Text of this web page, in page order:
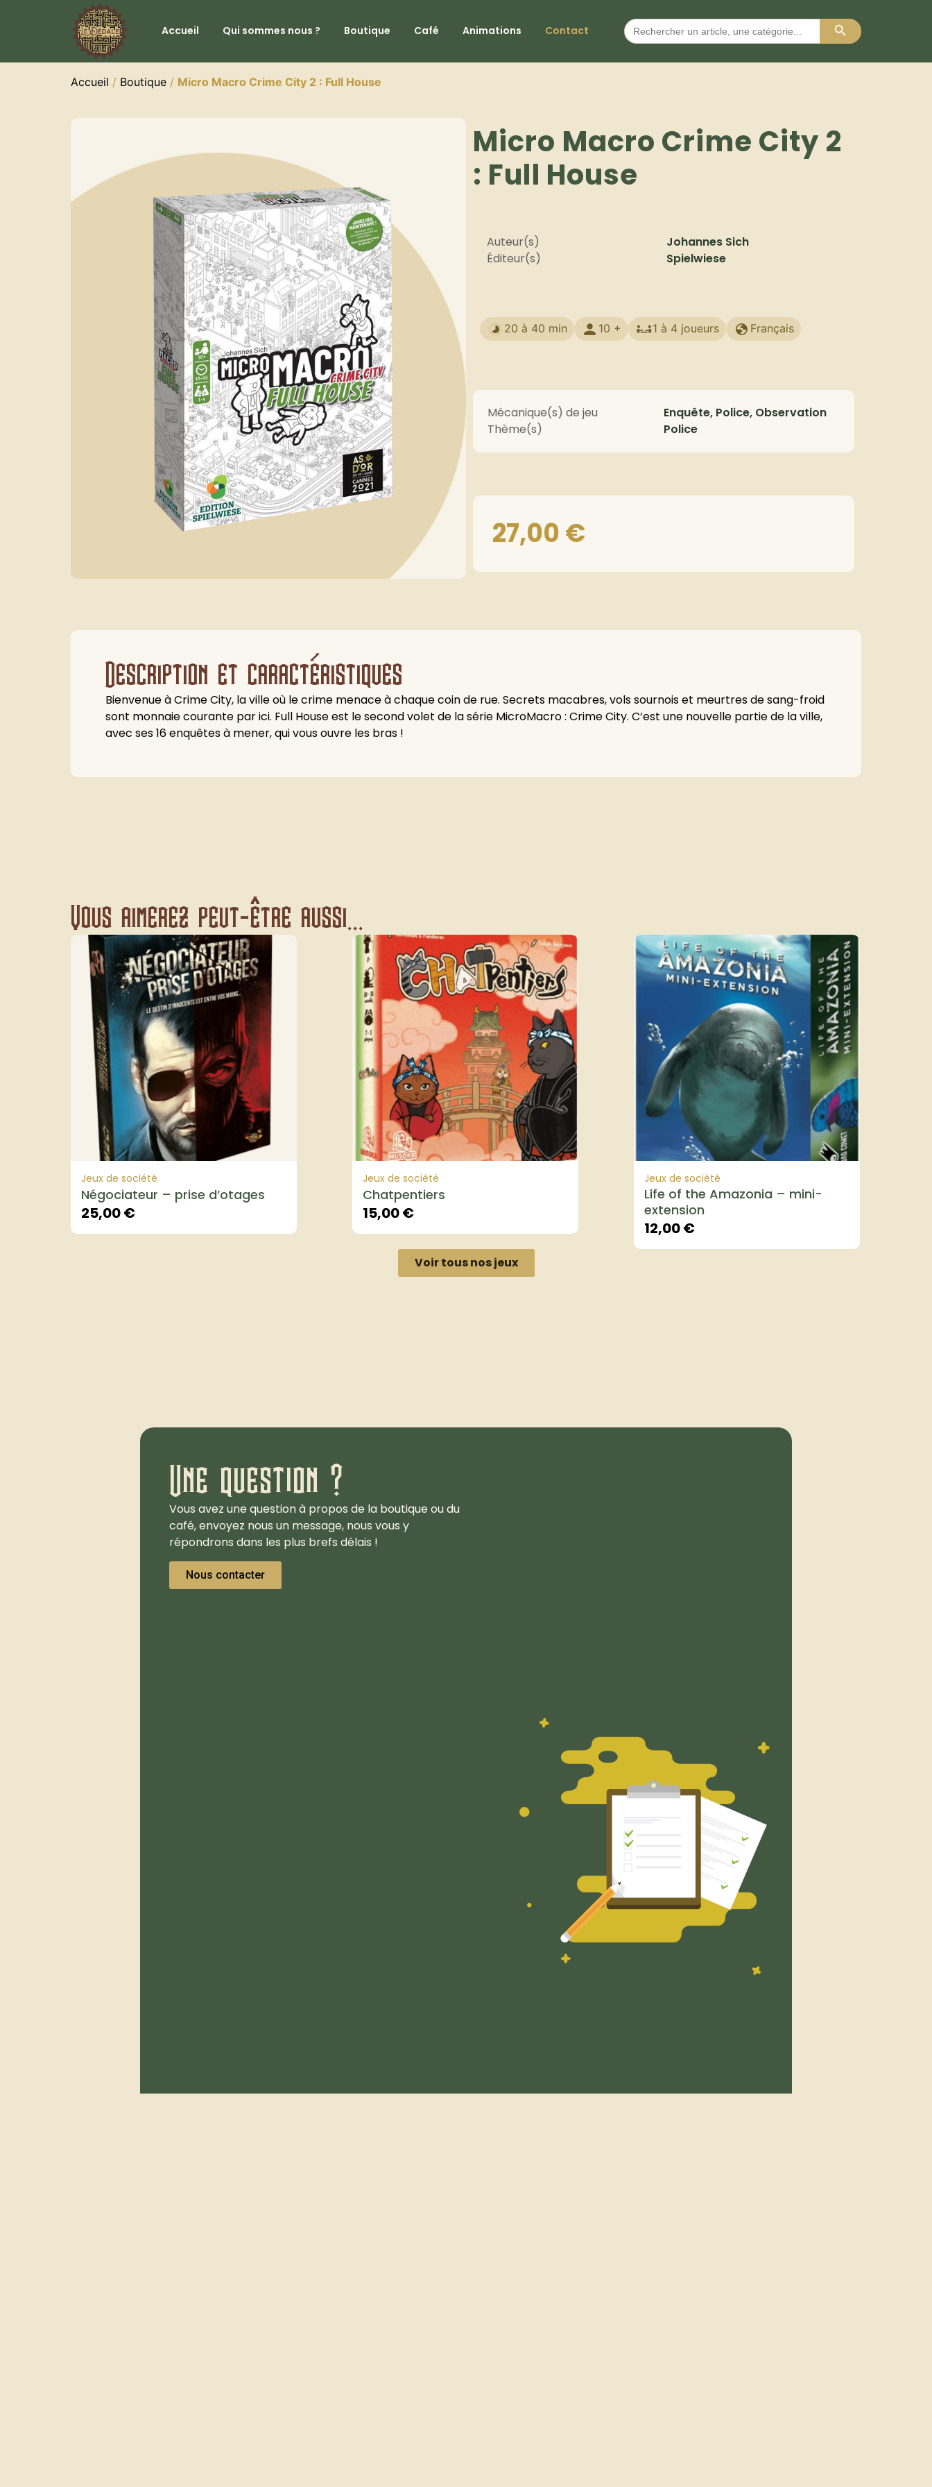
Accueil Qui sommes nous ? Boutique Café Animations Contact
Search
for:
Search Button
Accueil / Boutique / Micro Macro Crime City 2 : Full House
Micro Macro Crime City 2
: Full House
Auteur(s)
Johannes Sich
Éditeur(s)
Spielwiese
20 à 40 min 10 + 1 à 4 joueurs Français
Mécanique(s) de jeu
Enquête, Police, Observation
Thème(s)
Police
27,00€
Description et caractéristiques
Bienvenue à Crime City, la ville où le crime menace à chaque coin de rue. Secrets macabres, vols sournois et meurtres de sang-froid
sont monnaie courante par ici. Full House est le second volet de la série MicroMacro : Crime City. C‘est une nouvelle partie de la ville,
avec ses 16 enquêtes à mener, qui vous ouvre les bras !
Vous aimerez peut-être aussi...
Jeux de société
Négociateur – prise d’otages
25,00€
Jeux de société
Chatpentiers
15,00€
Jeux de société
Life of the Amazonia – mini-
extension
12,00€
Voir tous nos jeux
Une question ?
Vous avez une question à propos de la boutique ou du
café, envoyez nous un message, nous vous y
répondrons dans les plus brefs délais !
Nous contacter